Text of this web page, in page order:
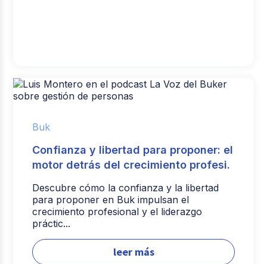
Buk
Confianza y libertad para proponer: el
motor detrás del crecimiento profesi.
Descubre cómo la confianza y la libertad
para proponer en Buk impulsan el
crecimiento profesional y el liderazgo
práctic...
leer más